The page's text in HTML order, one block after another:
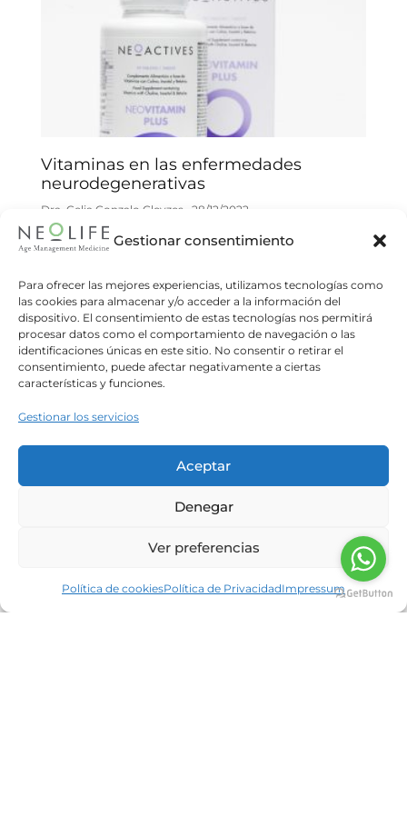
Gestionar consentimiento
Para ofrecer las mejores experiencias, utilizamos tecnologías como
las cookies para almacenar y/o acceder a la información del
dispositivo. El consentimiento de estas tecnologías nos permitirá
procesar datos como el comportamiento de navegación o las
identificaciones únicas en este sitio. No consentir o retirar el
consentimiento, puede afectar negativamente a ciertas
características y funciones.
Gestionar los servicios
Aceptar
Denegar
Ver preferencias
Política de cookiesPolítica de PrivacidadImpressum
Vitaminas en las enfermedades
neurodegenerativas
Dra. Celia Gonzalo Gleyzes 28/12/2022
Las vitaminas pueden ser beneficiosas para la
ciertas patologías neurodegenerativas. Las
claves del problema se encuentran en el
Read more
antiaging